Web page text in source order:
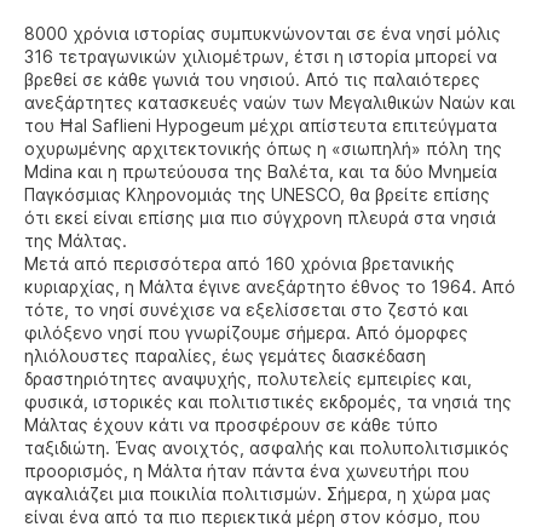
8000 χρόνια ιστορίας συμπυκνώνονται σε ένα νησί μόλις
316 τετραγωνικών χιλιομέτρων, έτσι η ιστορία μπορεί να
βρεθεί σε κάθε γωνιά του νησιού. Από τις παλαιότερες
ανεξάρτητες κατασκευές ναών των Μεγαλιθικών Ναών και
του Ħal Saflieni Hypogeum μέχρι απίστευτα επιτεύγματα
οχυρωμένης αρχιτεκτονικής όπως η «σιωπηλή» πόλη της
Mdina και η πρωτεύουσα της Βαλέτα, και τα δύο Μνημεία
Παγκόσμιας Κληρονομιάς της UNESCO, θα βρείτε επίσης
ότι εκεί είναι επίσης μια πιο σύγχρονη πλευρά στα νησιά
της Μάλτας.
Μετά από περισσότερα από 160 χρόνια βρετανικής
κυριαρχίας, η Μάλτα έγινε ανεξάρτητο έθνος το 1964. Από
τότε, το νησί συνέχισε να εξελίσσεται στο ζεστό και
φιλόξενο νησί που γνωρίζουμε σήμερα. Από όμορφες
ηλιόλουστες παραλίες, έως γεμάτες διασκέδαση
δραστηριότητες αναψυχής, πολυτελείς εμπειρίες και,
φυσικά, ιστορικές και πολιτιστικές εκδρομές, τα νησιά της
Μάλτας έχουν κάτι να προσφέρουν σε κάθε τύπο
ταξιδιώτη. Ένας ανοιχτός, ασφαλής και πολυπολιτισμικός
προορισμός, η Μάλτα ήταν πάντα ένα χωνευτήρι που
αγκαλιάζει μια ποικιλία πολιτισμών. Σήμερα, η χώρα μας
είναι ένα από τα πιο περιεκτικά μέρη στον κόσμο, που